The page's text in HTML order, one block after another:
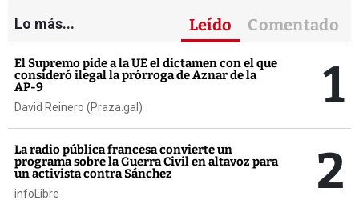
Lo más... Leído Comentado
El Supremo pide a la UE el dictamen con el que
consideró ilegal la prórroga de Aznar de la
AP-9
David Reinero (Praza.gal) 1
La radio pública francesa convierte un
programa sobre la Guerra Civil en altavoz para
un activista contra Sánchez
infoLibre 2